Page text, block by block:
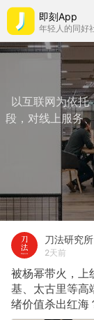
即刻App
年轻人的同好
以互联网为依
段，对线上服务
刀法研究所
2天前
被杨幂带火，上
基、太古里等高
绪价值杀出红海